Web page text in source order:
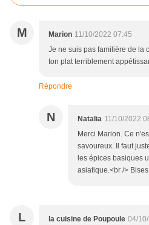
M Marion 11/10/2022 07:45
Je ne suis pas familière de la
ton plat terriblement
Répondre
N Natalia 11/10/2022
Merci Marion. Ce
savoureux. Il faut
les épices basiques
asiatique.<br /> Bises
L la cuisine de Poupoule 04/